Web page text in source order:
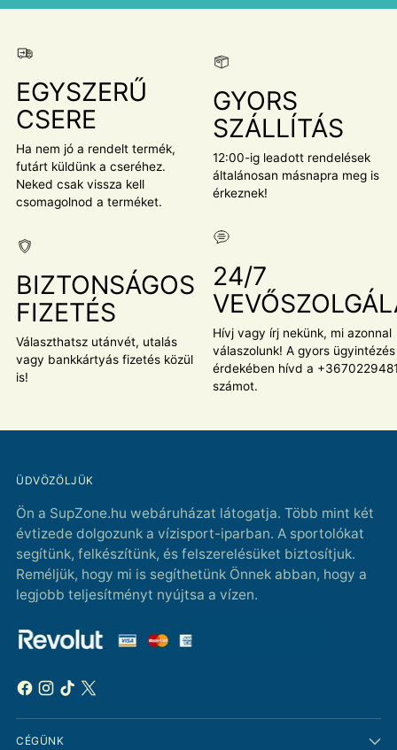
EGYSZERŰ
CSERE
Ha nem jó a rendelt termék,
futárt küldünk a cseréhez.
Neked csak vissza kell
csomagolnod a terméket.
GYORS
SZÁLLÍTÁS
12:00-ig leadott rendelések
általánosan másnapra meg is
érkeznek!
BIZTONSÁGOS
FIZETÉS
Választhatsz utánvét, utalás
vagy bankkártyás fizetés közül
is!
24/7
Hívj vagy írj nekünk, mi azonnal
válaszolunk! A gyors ügyintézés
érdekében hívd a
számot.
ÜDVÖZÖLJÜK
Ön a SupZone.hu webáruházat látogatja. Több mint két
évtizede dolgozunk a vízisport-iparban. A sportolókat
segítünk, felkészítünk, és felszerelésüket biztosítjuk.
Reméljük, hogy mi is segíthetünk Önnek abban, hogy a
legjobb teljesítményt nyújtsa a vízen.
CÉGÜNK